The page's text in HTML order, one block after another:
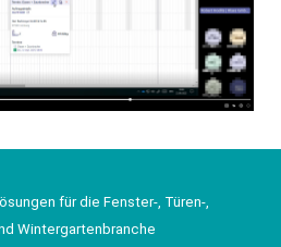
für die Fenster-, Türen-,
Wintergartenbranche